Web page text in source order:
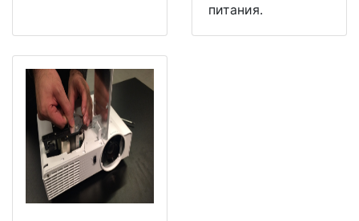
питания.